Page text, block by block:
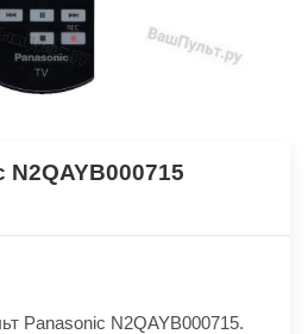
Panasonic N2QAYB000715.